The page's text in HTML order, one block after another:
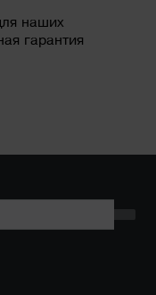
наших
гарантия